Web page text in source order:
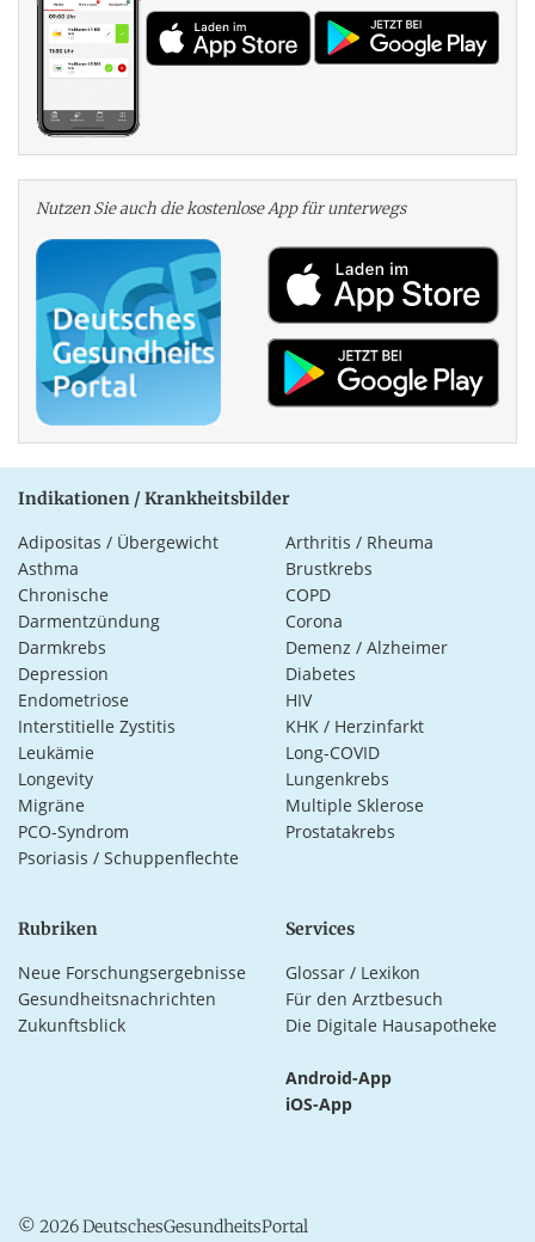
Nutzen Sie auch die kosten­lose App für unterwegs
Indikationen / Krankheitsbilder
Adipositas / Übergewicht
Arthritis / Rheuma
Asthma
Brustkrebs
Chronische
Darmentzündung
COPD
Corona
Darmkrebs
Demenz / Alzheimer
Depression
Diabetes
Endometriose
HIV
Interstitielle Zystitis
KHK / Herzinfarkt
Leukämie
Long-COVID
Longevity
Lungenkrebs
Migräne
Multiple Sklerose
PCO-Syndrom
Prostatakrebs
Psoriasis / Schuppenflechte
Rubriken
Neue Forschungsergebnisse
Gesundheitsnachrichten
Zukunftsblick
Services
Glossar / Lexikon
Für den Arztbesuch
Die Digitale Hausapotheke
Android-App
iOS-App
© 2026 DeutschesGesundheitsPortal